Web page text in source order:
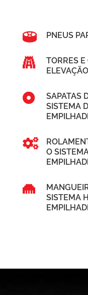
 PNEUS

TORRES E

SAPATAS
SISTEMA

O

SISTEMA